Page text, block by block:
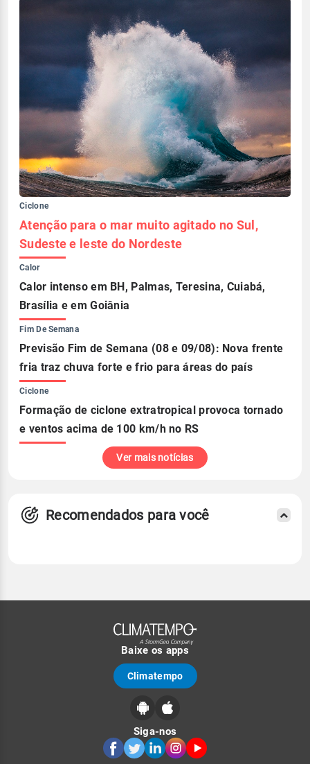
Ciclone
Atenção para o mar muito agitado no Sul,
Sudeste e leste do Nordeste
Calor
Calor intenso em BH, Palmas, Teresina, Cuiabá,
Brasília e em Goiânia
Fim De Semana
Previsão Fim de Semana (08 e 09/08): Nova frente
fria traz chuva forte e frio para áreas do país
Ciclone
Formação de ciclone extratropical provoca tornado
e ventos acima de 100 km/h no RS
Ver mais notícias
Recomendados para você
Baixe os apps
Climatempo
Siga-nos